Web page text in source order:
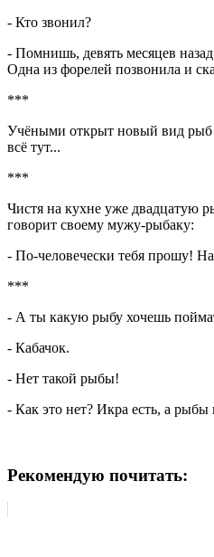
- Кто звонил?
- Помнишь, девять месяцев
Одна из форелей позвонила и
***
Учёными открыт новый вид рыб
всё тут...
***
Чистя на кухне уже двадцатую
говорит своему мужу-рыбаку:
- По-человечески тебя прошу!
***
- А ты какую рыбу хочешь
- Кабачок.
- Нет такой рыбы!
- Как это нет? Икра есть, а рыбы
Рекомендую почитать: